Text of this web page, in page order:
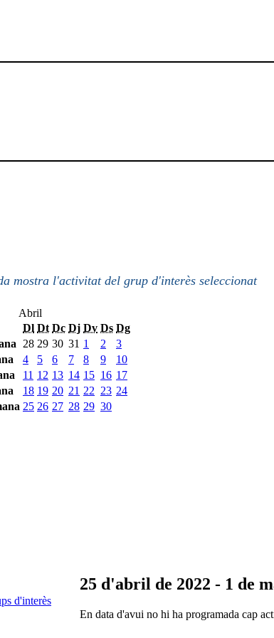
mostra l'activitat del grup d'interès seleccionat
Abril
Dl Dt Dc Dj Dv Ds Dg
28 29 30 31 1 2
3
4 5 6 7 8 9
10
11 12 13 14 15 16 17
18 19 20 21 22 23 24
25 26 27 28 29 30
d'interès
25 d'abril de 2022 - 1 de
En data d'avui no hi ha programada cap